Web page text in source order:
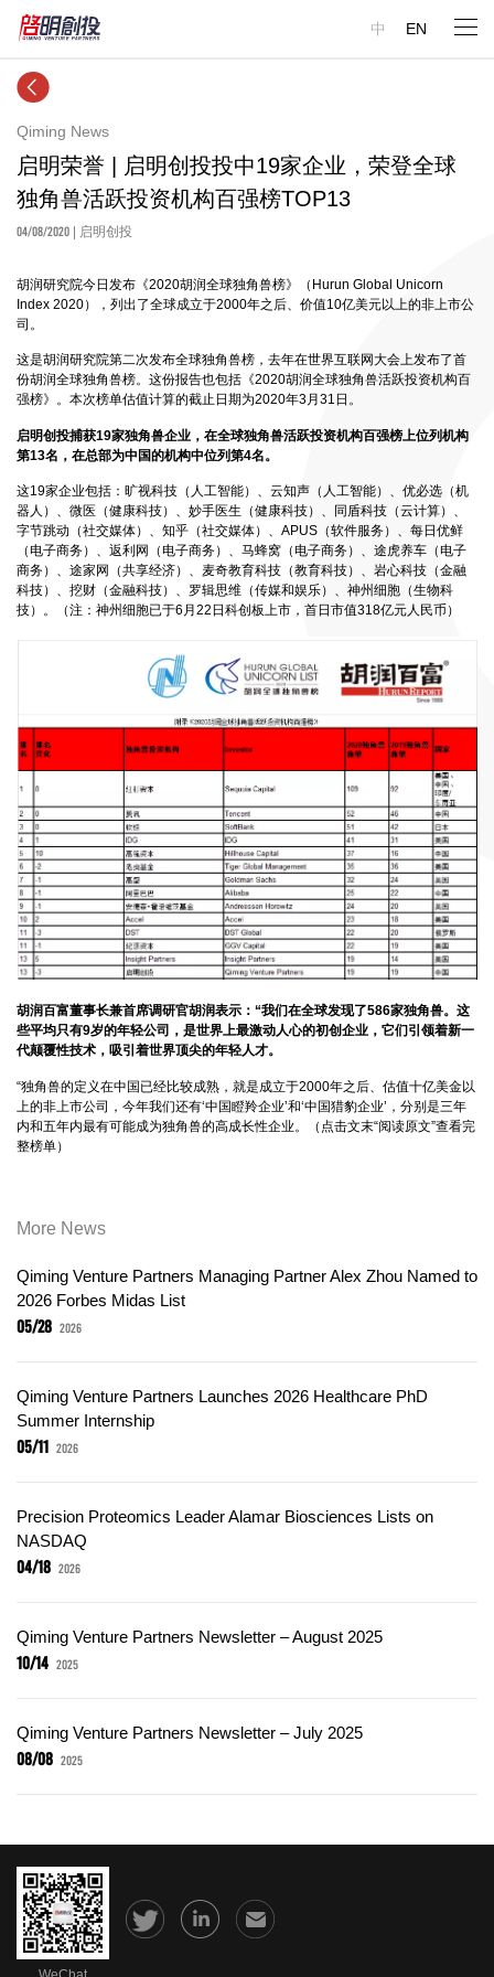
中 EN
Qiming News
启明荣誉 | 启明创投投中19家企业，荣登全球
独角兽活跃投资机构百强榜TOP13
04/08/2020 | 启明创投
胡润研究院今日发布《2020胡润全球独角兽榜》（Hurun Global Unicorn
Index 2020），列出了全球成立于2000年之后、价值10亿美元以上的非上市公
司。
这是胡润研究院第二次发布全球独角兽榜，去年在世界互联网大会上发布了首
份胡润全球独角兽榜。这份报告也包括《2020胡润全球独角兽活跃投资机构百
强榜》。本次榜单估值计算的截止日期为2020年3月31日。
启明创投捕获19家独角兽企业，在全球独角兽活跃投资机构百强榜上位列机构
第13名，在总部为中国的机构中位列第4名。
这19家企业包括：旷视科技（人工智能）、云知声（人工智能）、优必选（机
器人）、微医（健康科技）、妙手医生（健康科技）、同盾科技（云计算）、
字节跳动（社交媒体）、知乎（社交媒体）、APUS（软件服务）、每日优鲜
（电子商务）、返利网（电子商务）、马蜂窝（电子商务）、途虎养车（电子
商务）、途家网（共享经济）、麦奇教育科技（教育科技）、岩心科技（金融
科技）、挖财（金融科技）、罗辑思维（传媒和娱乐）、神州细胞（生物科
技）。（注：神州细胞已于6月22日科创板上市，首日市值318亿元人民币）
胡润百富董事长兼首席调研官胡润表示：“我们在全球发现了586家独角兽。这
些平均只有9岁的年轻公司，是世界上最激动人心的初创企业，它们引领着新一
代颠覆性技术，吸引着世界顶尖的年轻人才。
“独角兽的定义在中国已经比较成熟，就是成立于2000年之后、估值十亿美金以
上的非上市公司，今年我们还有‘中国瞪羚企业’和‘中国猎豹企业’，分别是三年
内和五年内最有可能成为独角兽的高成长性企业。（点击文末“阅读原文”查看完
整榜单）
More News
Qiming Venture Partners Managing Partner Alex Zhou Named to
2026 Forbes Midas List
05/28 2026
Qiming Venture Partners Launches 2026 Healthcare PhD
Summer Internship
05/11 2026
Precision Proteomics Leader Alamar Biosciences Lists on
NASDAQ
04/18 2026
Qiming Venture Partners Newsletter – August 2025
10/14 2025
Qiming Venture Partners Newsletter – July 2025
08/08 2025